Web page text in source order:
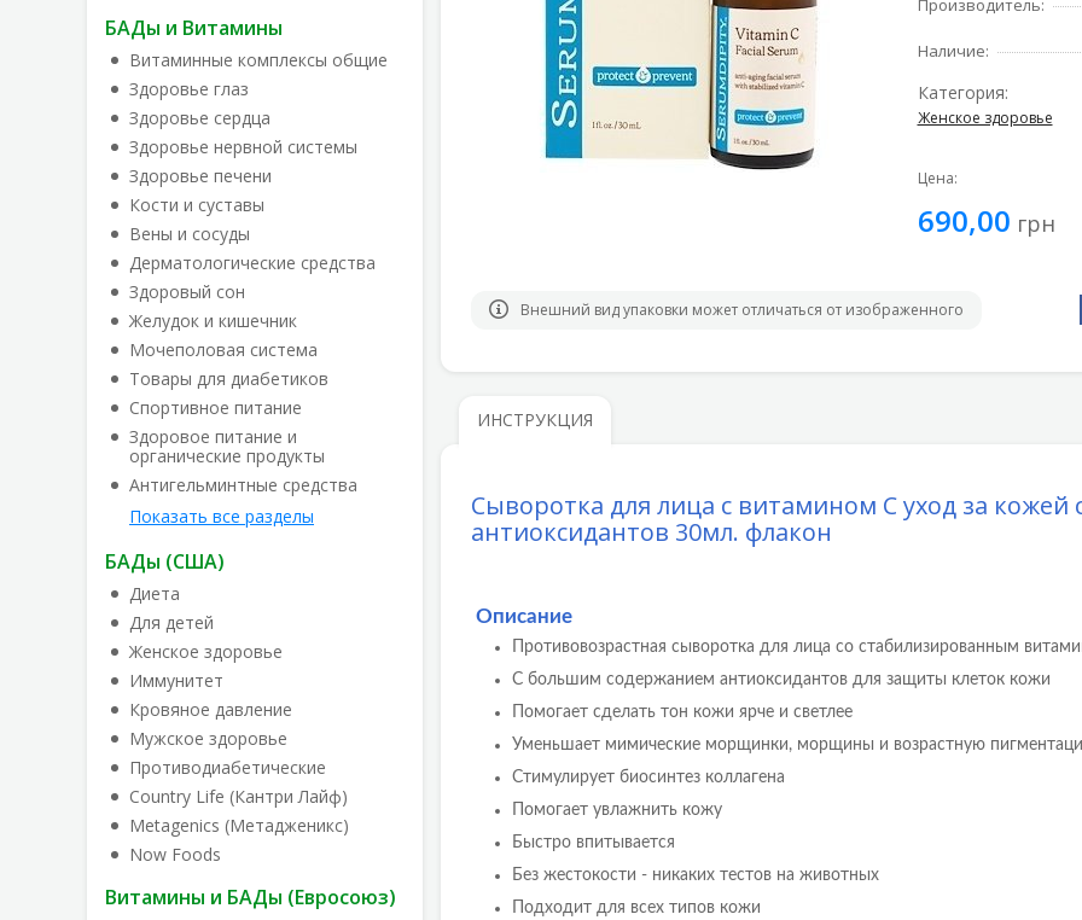
БАДы и Витамины
Витаминные комплексы общие
Здоровье глаз
Здоровье сердца
Здоровье нервной системы
Здоровье печени
Кости и суставы
Вены и сосуды
Дерматологические средства
Здоровый сон
Желудок и кишечник
Мочеполовая система
Товары для диабетиков
Спортивное питание
Здоровое питание и
органические продукты
Антигельминтные средства
Показать все разделы
БАДы (США)
Диета
Для детей
Женское здоровье
Иммунитет
Кровяное давление
Мужское здоровье
Противодиабетические
Country Life (Кантри Лайф)
Metagenics (Метадженикс)
Now Foods
Витамины и БАДы (Евросоюз)
Производитель:
Наличие:
Категория:
Женское здоровье
Цена:
690,00 грн
Внешний вид упаковки может отличаться от изображенного
ИНСТРУКЦИЯ
Сыворотка для лица с витамином C уход за
антиоксидантов 30мл. флакон
Описание
Противовозрастная сыворотка для лица со стабилизированным
С большим содержанием антиоксидантов для защиты клеток кожи
Помогает сделать тон кожи ярче и светлее
Уменьшает мимические морщинки, морщины и возрастную
Стимулирует биосинтез коллагена
Помогает увлажнить кожу
Быстро впитывается
Без жестокости - никаких тестов на животных
Подходит для всех типов кожи